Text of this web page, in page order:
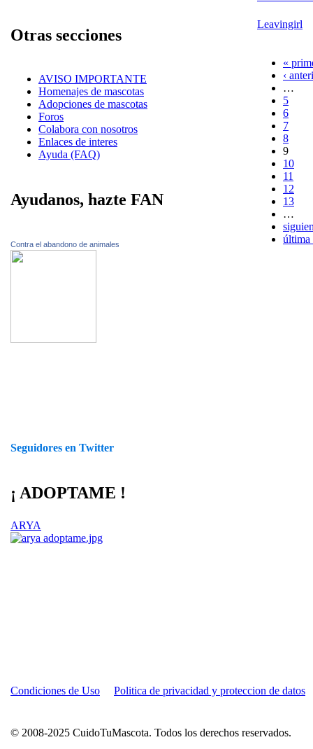
Otras secciones
AVISO IMPORTANTE
Homenajes de mascotas
Adopciones de mascotas
Foros
Colabora con nosotros
Enlaces de interes
Ayuda (FAQ)
Ayudanos, hazte FAN
Contra el abandono de animales
Seguidores en Twitter
¡ ADOPTAME !
ARYA
Leavingirl
«
‹
…
5
6
7
8
9
10
11
12
13
…
última
Condiciones de Uso Politica de privacidad y proteccion de datos
© 2008-2025 CuidoTuMascota. Todos los derechos reservados.